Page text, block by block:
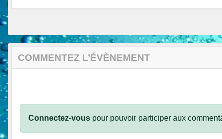
COMMENTEZ L’ÉVÈNEMENT
Connectez-vous pour pouvoir participer aux